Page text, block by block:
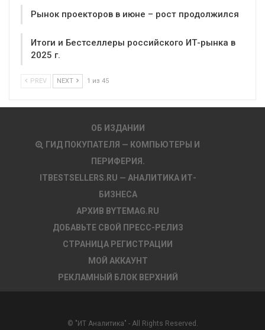
Рынок проекторов в июне – рост продолжился
Итоги и Бестселлеры российского ИТ-рынка в
2025 г.
PREV NEXT 1 из 45
ОБ ИЗДАНИИ
ГИД ПОКУПАТЕЛЯ — КОМПЬЮТЕРЫ И
ПЕРИФЕРИЯ.
ITBESTSELLERS.RU — АНАЛИТИКА ИТ-
БИЗНЕСА
АРХИВ BYTEMAG.RU
ДОБАВЬТЕ СВОЙ ПРЕСС-РЕЛИЗ
СТРАНИЦА РЕГИСТРАЦИИ
МОЙ АККАУНТ
РЕКЛАМНЫЙ БЛОК ВЕРХНИЙ
© "ИТ Аналитика" - All Rights Reserved.